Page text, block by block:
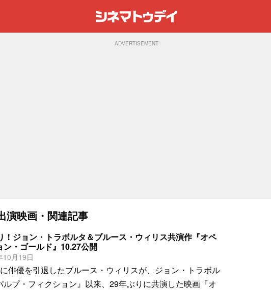
ADVERTISEMENT
演映画・関連記事
！ジョン・トラボルタ＆ブルース・ウィリス共演作『オペ
ン・ゴールド』10.27公開
10月19日
俳優を引退したブルース・ウィリスが、ジョン・トラボル
ルプ・フィクション』以来、29年ぶりに共演した映画『オ